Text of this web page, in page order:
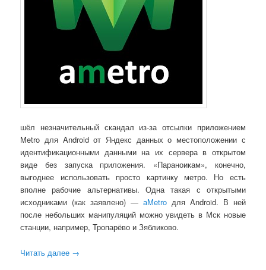
шёл незначительный скандал из-за отсылки приложением
Metro для Android от Яндекс данных о местоположении с
идентификационными данными на их сервера в открытом
виде без запуска приложения. «Параноикам», конечно,
выгоднее использовать просто картинку метро. Но есть
вполне рабочие альтернативы. Одна такая с открытыми
исходниками (как заявлено) — aMetro для Android. В ней
после небольших манипуляций можно увидеть в Мск новые
станции, например, Тропарёво и Зябликово.
Читать далее →